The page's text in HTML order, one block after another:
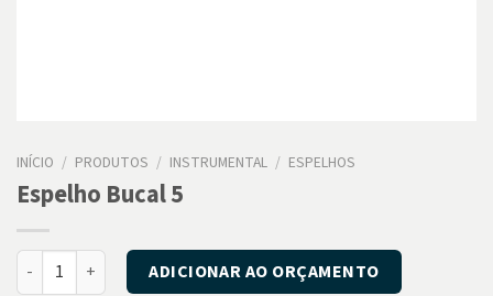
INÍCIO / PRODUTOS / INSTRUMENTAL / ESPELHOS
Espelho Bucal 5
Espelho Bucal 5 quantidadeADICIONAR AO ORÇAMENTO